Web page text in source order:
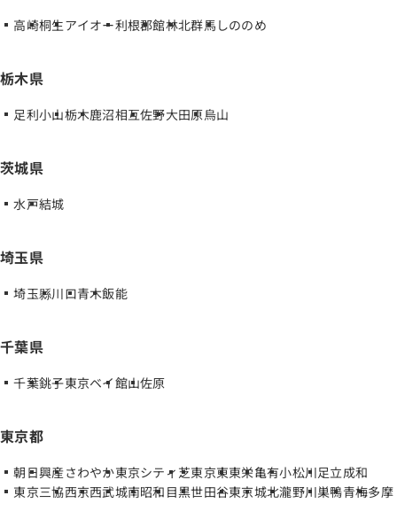
高崎桐生アイオー利根郡館林北群馬 しののめ
栃木県
足利小山栃木鹿沼相互佐野大田原烏山
茨城県
水戸結城
埼玉県
埼玉縣川口青木飯能
千葉県
千葉銚子東京ベイ館山佐原
東京都
朝日興産さわやか東京シティ 芝東京東東栄亀有小松川足立成和
東京三協西京西武城南昭和 目黒世田谷東京城北瀧野川巣鴨青梅多摩